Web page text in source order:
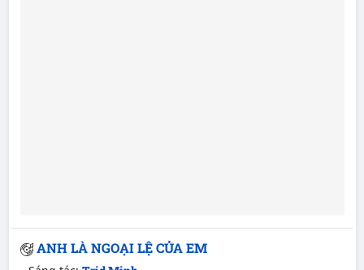
ANH LÀ NGOẠI LỆ CỦA EM